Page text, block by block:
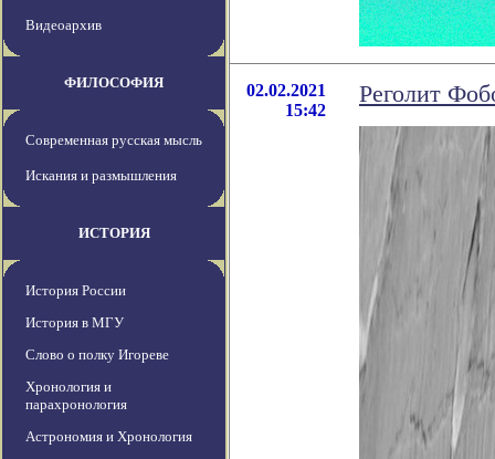
Видеоархив
ФИЛОСОФИЯ
Современная русская мысль
Искания и размышления
ИСТОРИЯ
История России
История в МГУ
Слово о полку Игореве
Хронология и
парахронология
Астрономия и Хронология
02.02.2021
15:42
Реголит